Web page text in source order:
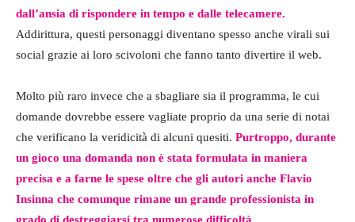
dall’ansia di rispondere in tempo e dalle telecamere.
Addirittura, questi personaggi diventano spesso anche virali sui
social grazie ai loro scivoloni che fanno tanto divertire il web.
Molto più raro invece che a sbagliare sia il programma, le cui
domande dovrebbe essere vagliate proprio da una serie di notai
che verificano la veridicità di alcuni quesiti. Purtroppo, durante
un gioco una domanda non è stata formulata in maniera
precisa e a farne le spese oltre che gli autori anche Flavio
Insinna che comunque rimane un grande professionista in
grado di destreggiarsi tra numerose difficoltà.